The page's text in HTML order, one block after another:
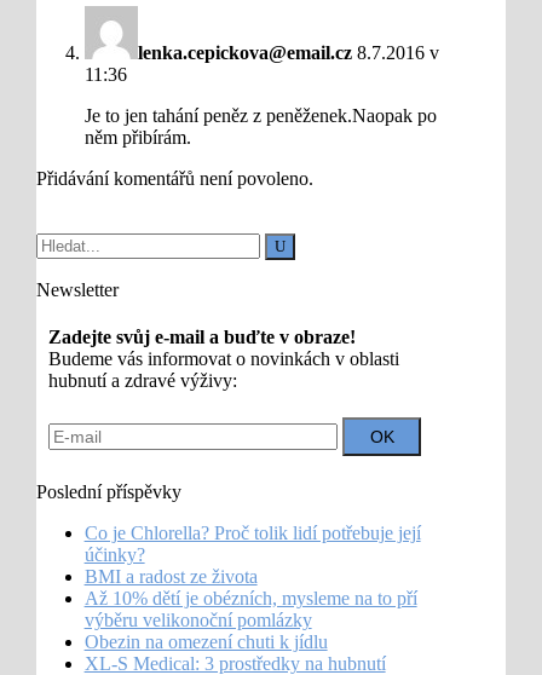
lenka.cepickova@email.cz 8.7.2016 v
11:36
Je to jen tahání peněz z peněženek.Naopak po
něm přibírám.
Přidávání komentářů není povoleno.
Newsletter
Zadejte svůj e-mail a buďte v obraze!
Budeme vás informovat o novinkách v oblasti
hubnutí a zdravé výživy:
Poslední příspěvky
Co je Chlorella? Proč tolik lidí potřebuje její
účinky?
BMI a radost ze života
Až 10% dětí je obézních, mysleme na to pří
výběru velikonoční pomlázky
Obezin na omezení chuti k jídlu
XL-S Medical: 3 prostředky na hubnutí